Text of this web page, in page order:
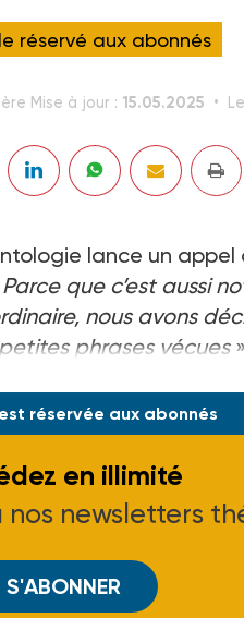
réservé aux abonnés
Mise à jour : 15.05.2025
lance un appel
Parce que c’est aussi
nous avons
phrases vécues
réservée aux abonnés
en illimité
nos newsletters
S'ABONNER